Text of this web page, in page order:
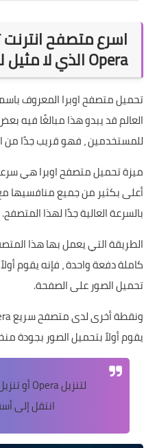
اسرع متصفح
Opera الذي لا مثيل له
تحميل متصفح اوبرا المعروف
العالم قد يبدو هذا مبالغًا فيه
للمستخدمين ، فهو قريب جدًا من
ميزة تحميل متصفح اوبرا هي
بالسرعة العالية جدًا لهذا المتصفح.
الطريقة التي يعمل بها هذا
كاملة دفعة واحدة ، فإنه يقوم
تحميل الصور على الصفحة.
يقوم أولاً بتحميل الصور بجودة
انتقل إلى